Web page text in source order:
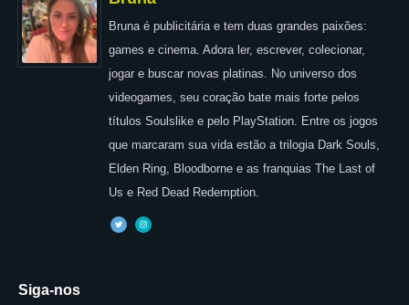
Bruna é publicitária e tem duas grandes paixões:
games e cinema. Adora ler, escrever, colecionar,
jogar e buscar novas platinas. No universo dos
videogames, seu coração bate mais forte pelos
títulos Soulslike e pelo PlayStation. Entre os jogos
que marcaram sua vida estão a trilogia Dark Souls,
Elden Ring, Bloodborne e as franquias The Last of
Us e Red Dead Redemption.
Siga-nos